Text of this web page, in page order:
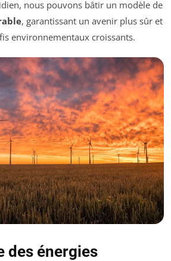
nous pouvons bâtir un modèle de
, garantissant un avenir plus sûr et
environnementaux croissants.
des énergies